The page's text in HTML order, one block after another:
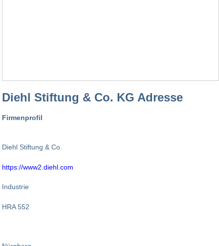
Diehl Stiftung & Co. KG Adresse
Firmenprofil
Diehl Stiftung & Co.
https://www2.diehl.com
Industrie
HRA 552